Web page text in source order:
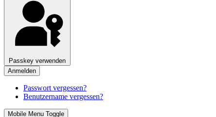
Passkey verwenden
Anmelden
Passwort vergessen?
Benutzername vergessen?
Mobile Menu Toggle